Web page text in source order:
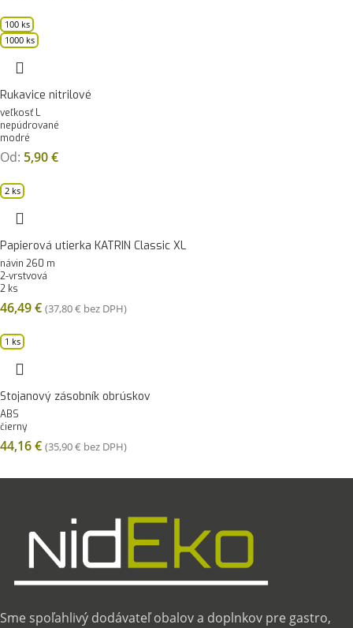
100 ks
1000 ks
Rukavice nitrilové
veľkosť L
nepúdrované
modré
Od: 5,90€
2 ks
Papierová utierka KATRIN Classic XL
návin 260 m
2-vrstvová
2 ks
46,49€ (37,80€ bez DPH)
1 ks
Stojanový zásobník obrúskov
ABS
čierny
44,16€ (35,90€ bez DPH)
Sme spoľahlivý dodávateľ obalov a doplnkov pre gastro,